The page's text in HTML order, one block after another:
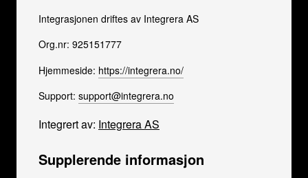
Integrasjonen driftes av Integrera AS
Org.nr: 925151777
Hjemmeside: https://integrera.no/
Support: support@integrera.no
Integrert av: Integrera AS
Supplerende informasjon